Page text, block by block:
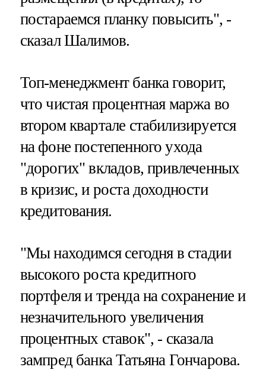
постараемся планку повысить", -
сказал Шалимов.
Топ-менеджмент банка говорит,
что чистая процентная маржа во
втором квартале стабилизируется
на фоне постепенного ухода
"дорогих" вкладов, привлеченных
в кризис, и роста доходности
кредитования.
"Мы находимся сегодня в стадии
высокого роста кредитного
портфеля и тренда на сохранение и
незначительного увеличения
процентных ставок", - сказала
зампред банка Татьяна Гончарова.